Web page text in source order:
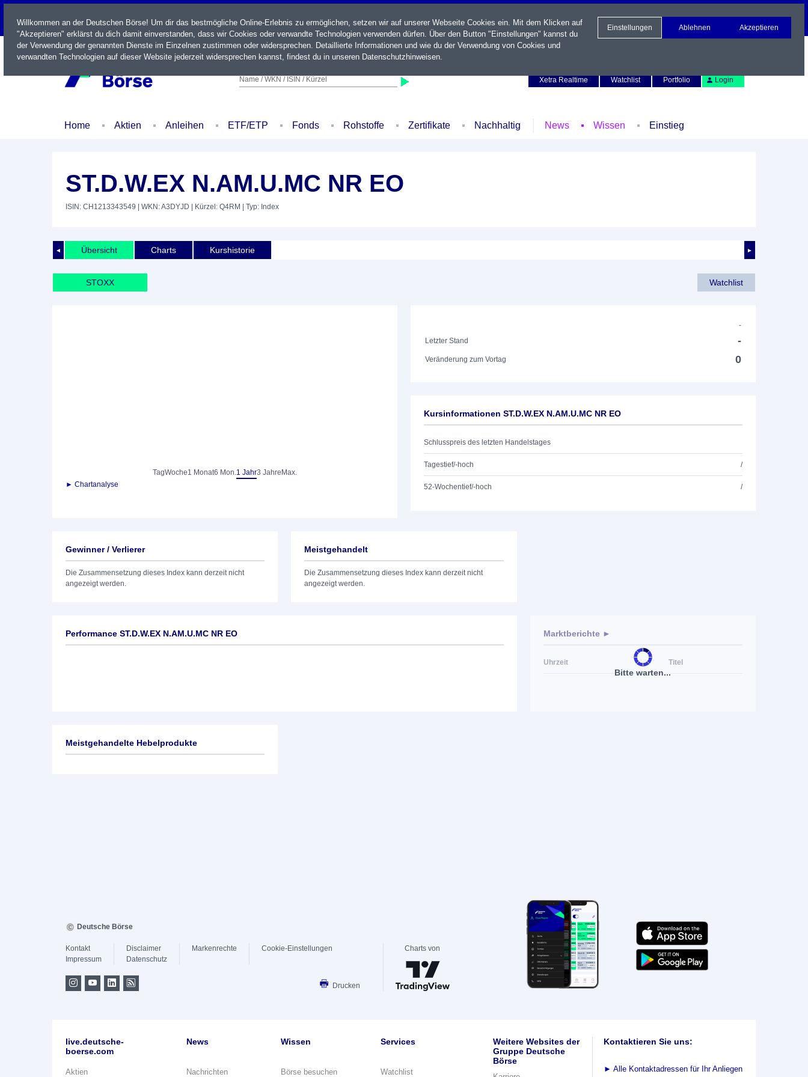
LIVE
Name / WKN / ISIN / Kürzel
Xetra Realtime
Watchlist Portfolio Login
Home Aktien Anleihen ETF/ETP Fonds Rohstoffe Zertifikate Nachhaltig News Wissen Einstieg
ST.D.W.EX N.AM.U.MC NR EO
ISIN: CH1213343549 | WKN: A3DYJD | Kürzel: Q4RM | Typ: Index
◄ ►
Übersicht Charts Kurshistorie
STOXX Watchlist
TagWoche1 Monat6 Mon.1 Jahr3 Jahre Max.
► Chartanalyse
-
Letzter Stand
-
Veränderung zum Vortag 0
Kursinformationen ST.D.W.EX N.AM.U.MC NR EO
Schlusspreis des letzten Handelstages
Tagestief/-hoch /
52-Wochentief/-hoch /
Gewinner / Verlierer
Die Zusammensetzung dieses Index kann derzeit nicht
angezeigt werden.
Meistgehandelt
Die Zusammensetzung dieses Index kann derzeit nicht
angezeigt werden.
Performance ST.D.W.EX N.AM.U.MC NR EO
Bitte warten...
Marktberichte ►
Uhrzeit Titel
Meistgehandelte Hebelprodukte
Willkommen an der Deutschen Börse! Um dir das bestmögliche Online-Erlebnis zu ermöglichen, setzen wir auf unserer Webseite Cookies ein. Mit dem Klicken auf
"Akzeptieren" erklärst du dich damit einverstanden, dass wir Cookies oder verwandte Technologien verwenden dürfen. Über den Button "Einstellungen" kannst du
der Verwendung der genannten Dienste im Einzelnen zustimmen oder widersprechen. Detaillierte Informationen und wie du der Verwendung von Cookies und
verwandten Technologien auf dieser Website jederzeit widersprechen kannst, findest du in unseren Datenschutzhinweisen.
Einstellungen Ablehnen Akzeptieren
Deutsche Börse
Kontakt
Impressum
Disclaimer
Datenschutz
Markenrechte Cookie-Einstellungen
Drucken
Charts von
live.deutsche-
boerse.com
Aktien
News
Nachrichten
Wissen
Börse besuchen
Services
Watchlist
Weitere Websites der
Gruppe Deutsche
Börse
Kontaktieren Sie uns:
► Alle Kontaktadressen für Ihr Anliegen